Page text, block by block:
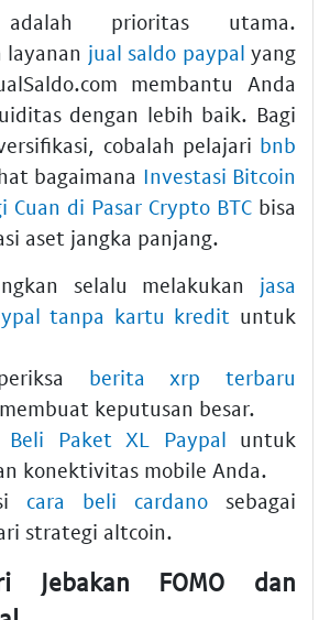
adalah prioritas utama.
layanan jual saldo paypal yang
membantu Anda
dengan lebih baik. Bagi
cobalah pelajari bnb
bagaimana Investasi Bitcoin
di Pasar Crypto BTC bisa
aset jangka panjang.
selalu melakukan jasa
tanpa kartu kredit untuk
berita xrp terbaru
keputusan besar.
Beli Paket XL Paypal untuk
konektivitas mobile Anda.
cara beli cardano sebagai
strategi altcoin.
Jebakan FOMO dan